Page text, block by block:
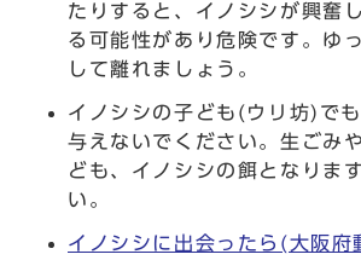
たりすると、イノシシが興奮
る可能性があり危険です。ゆ
して離れましょう。
イノシシの子ども(ウリ坊)で
与えないでください。生ごみ
ども、イノシシの餌となりま
い。
イノシシに出会ったら(大阪府